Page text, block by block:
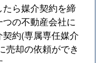
ら媒介契約を締
の不動産会社に
約(専属専任媒介
売却の依頼ができ